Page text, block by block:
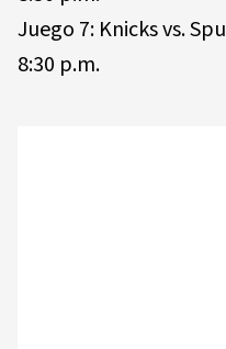
Juego 7: Knicks vs.
8:30 p.m.